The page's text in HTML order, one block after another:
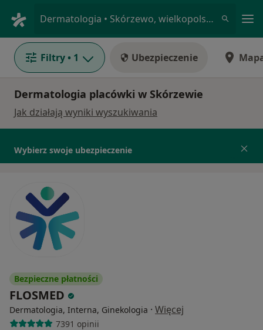
Dermatologia • Skórzewo, wielkopolskie
Filtry • 1 Ubezpieczenie
Dermatologia placówki w Skórzewie
Jak działają wyniki wyszukiwania
Wybierz swoje ubezpieczenie
Bezpieczne płatności
FLOSMED
Dermatologia, Interna, Ginekologia · Więcej
7391 opinii